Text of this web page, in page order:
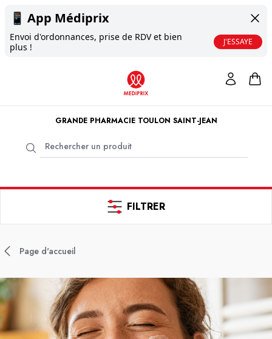
📱 App Médiprix
Envoi d'ordonnances, prise de RDV et bien
plus !
J'ESSAYE
GRANDE PHARMACIE TOULON SAINT-JEAN
FILTRER
Page d'accueil